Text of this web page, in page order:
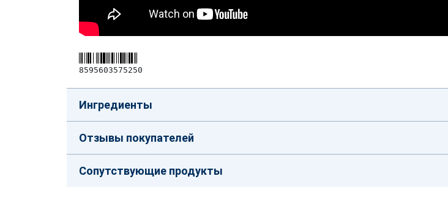
8595603575250
Ингредиенты
Отзывы покупателей
Сопутствующие продукты